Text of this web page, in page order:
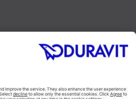
Instagram
RSS-Feed